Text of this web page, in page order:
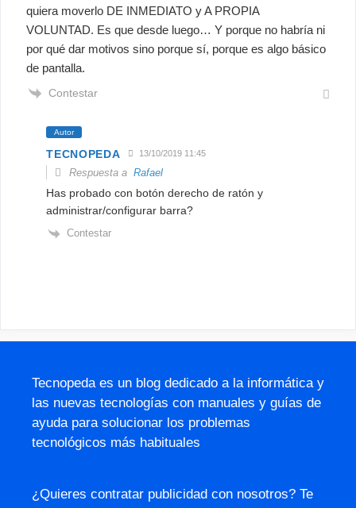
quiera moverlo DE INMEDIATO y A PROPIA
VOLUNTAD. Es que desde luego… Y porque no habría ni
por qué dar motivos sino porque sí, porque es algo básico
de pantalla.
Contestar
Autor
TECNOPEDA 13/10/2019 11:45
Respuesta aRafael
Has probado con botón derecho de ratón y
administrar/configurar barra?
Contestar
Tecnopeda es un blog dedicado a la informática y
las nuevas tecnologías con manuales y guías de
ayuda para solucionar los problemas
tecnológicos más habituales
¿Quieres contratar publicidad con nosotros? Te